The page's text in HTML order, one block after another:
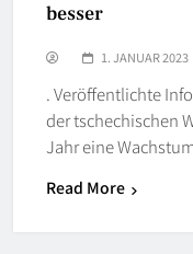
besser
1. JANUAR 2023
. Veröffentlichte
der tschechischen
Jahr eine
Read More